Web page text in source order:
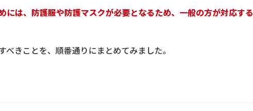
には、防護服や防護マスクが必要となるため、一般の方が対応する
きことを、順番通りにまとめてみました。